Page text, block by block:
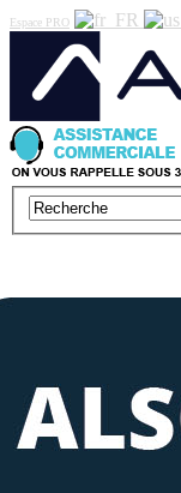
Espace PRO